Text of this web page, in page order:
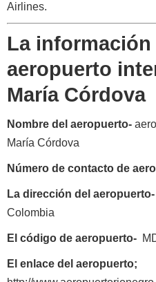
Airlines.
La información
aeropuerto
María Córdova
Nombre del aeropuerto-
María Córdova
Número de contacto de
La dirección del aeropuerto-
Colombia
El código de aeropuerto-
El enlace del aeropuerto;